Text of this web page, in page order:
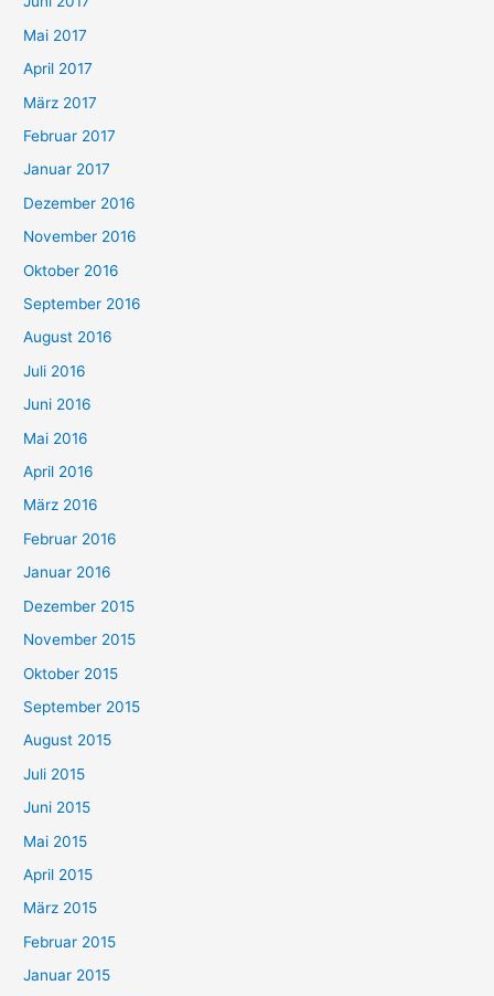
Mai 2017
April 2017
März 2017
Februar 2017
Januar 2017
Dezember 2016
November 2016
Oktober 2016
September 2016
August 2016
Juli 2016
Juni 2016
Mai 2016
April 2016
März 2016
Februar 2016
Januar 2016
Dezember 2015
November 2015
Oktober 2015
September 2015
August 2015
Juli 2015
Juni 2015
Mai 2015
April 2015
März 2015
Februar 2015
Januar 2015